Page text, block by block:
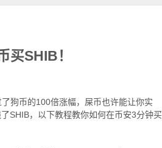
买SHIB！
狗币的100倍涨幅，屎币也许能让你实
SHIB，以下教程教你如何在币安3分钟买